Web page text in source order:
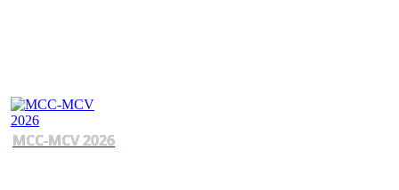
MCC-MCV 2026